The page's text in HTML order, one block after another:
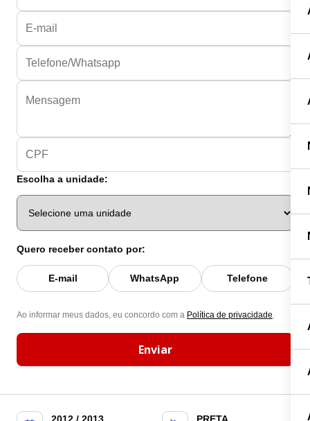
Escolha a unidade:
Quero receber contato por:
E-mail WhatsApp Telefone
Ao informar meus dados, eu concordo com a Política de privacidade.
Enviar